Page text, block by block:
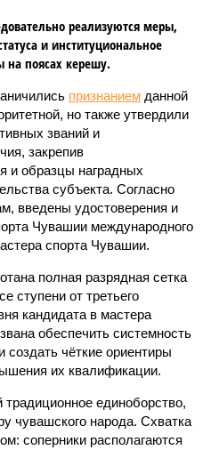
реализуются меры,
и институциональное
на поясах керешу.
признанием данной
но также утвердили
званий и
закрепив
и образцы наградных
субъекта. Согласно
введены удостоверения и
Чувашии международного
спорта Чувашии.
полная разрядная сетка
ступени от третьего
кандидата в мастера
обеспечить системность
создать чёткие ориентиры
их квалификации.
единоборство,
чувашского народа. Схватка
соперники располагаются